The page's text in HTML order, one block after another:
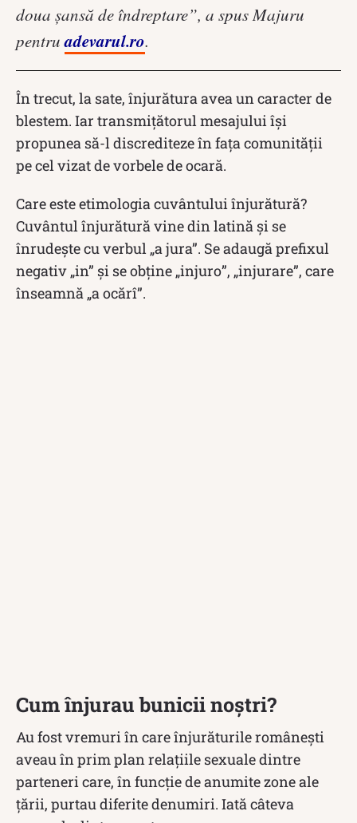
doua şansă de îndreptare”, a spus Majuru
pentruadevarul.ro.
În trecut, la sate, înjurătura avea un caracter de
blestem. Iar transmițătorul mesajului își
propunea să-l discrediteze în fața comunității
pe cel vizat de vorbele de ocară.
Care este etimologia cuvântului înjurătură?
Cuvântul înjurătură vine din latină și se
înrudește cu verbul „a jura”. Se adaugă prefixul
negativ „in” și se obține „injuro”, „injurare”, care
înseamnă „a ocărî”.
Cum înjurau bunicii noștri?
Au fost vremuri în care înjurăturile românești
aveau în prim plan relațiile sexuale dintre
parteneri care, în funcție de anumite zone ale
țării, purtau diferite denumiri. Iată câteva